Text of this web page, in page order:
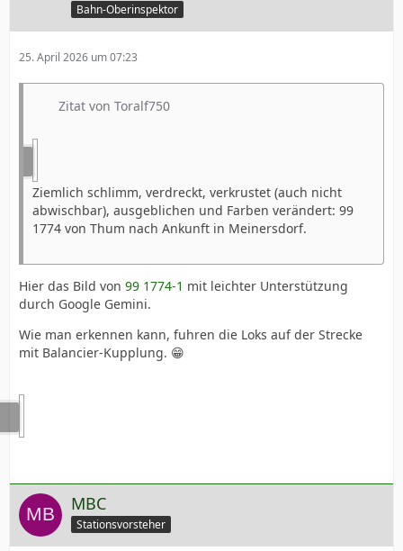
Bahn-Oberinspektor
25. April 2026 um 07:23
Zitat von Toralf750
Ziemlich schlimm, verdreckt, verkrustet (auch nicht
abwischbar), ausgeblichen und Farben verändert: 99
1774 von Thum nach Ankunft in Meinersdorf.
Hier das Bild von 99 1774-1 mit leichter Unterstützung
durch Google Gemini.
Wie man erkennen kann, fuhren die Loks auf der Strecke
mit Balancier-Kupplung. 😁
MBC
Stationsvorsteher